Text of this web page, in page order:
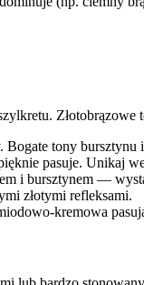
tony bursztynu
pasuje. Unikaj
i bursztynem —
złotymi refleksami.
kremowa